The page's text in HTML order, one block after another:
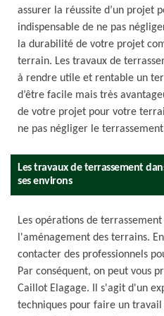
assurer la réussite d’un projet
indispensable de ne pas
la durabilité de votre projet
terrain. Les travaux de
à rendre utile et rentable un
d’être facile mais très
de votre projet pour votre
ne pas négliger le
Les travaux de terrassement
ses environs
Les opérations de
l'aménagement des terrains.
contacter des professionnels
Par conséquent, on peut vous
Caillot Elagage. Il s'agit d'un
techniques pour faire un travail